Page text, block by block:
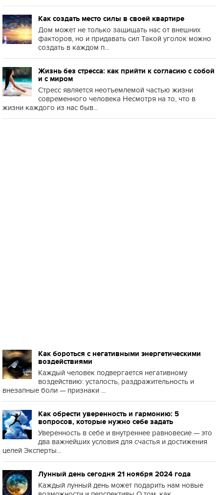
Как создать место силы в своей квартире
Дом может не только защищать нас от внешних
факторов, но и придавать сил Такой уголок можно
создать в каждом п...
Жизнь без стресса: как прийти к согласию с собой
и с миром
Стресс является неотъемлемой частью жизни
современного человека Несмотря на то, что в
жизни каждого из нас быв...
Как бороться с негативными энергетическими
воздействиями
Каждый человек подвергается негативному
воздействию: усталость, раздражительность и
внезапные боли — признаки ...
Как обрести уверенность и гармонию: 5
вопросов, которые нужно себе задать
Уверенность в себе и внутреннее равновесие — это
два важнейших условия для счастья и достижения
целей Эксперты...
Лунный день сегодня 21 ноября 2024 года
Каждый лунный день может подарить нам новые